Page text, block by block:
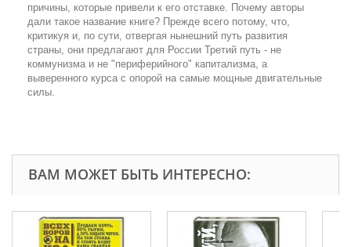
причины, которые привели к его отставке. Почему авторы
дали такое название книге? Прежде всего потому, что,
критикуя и, по сути, отвергая нынешний путь развития
страны, они предлагают для России Третий путь - не
коммунизма и не "периферийного" капитализма, а
выверенного курса с опорой на самые мощные двигательные
силы.
ВАМ МОЖЕТ БЫТЬ ИНТЕРЕСНО: